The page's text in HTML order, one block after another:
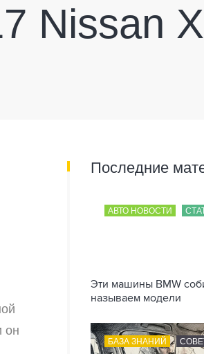
Nissan
он
Последние
АВТО НОВОСТИ
Эти машины BMW
называем модели
БАЗА ЗНАНИЙ